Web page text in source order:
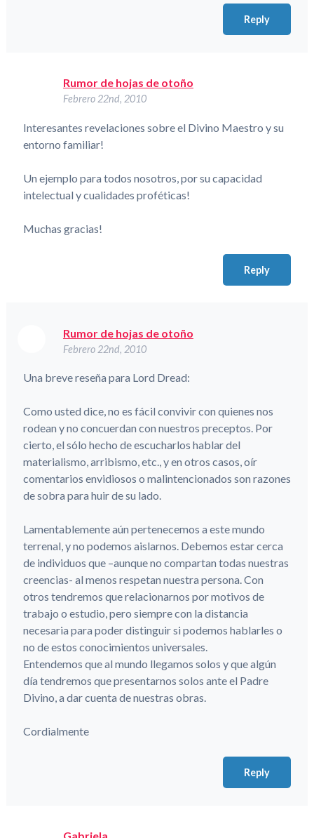
Reply
Rumor de hojas de otoño
Febrero 22nd, 2010
Interesantes revelaciones sobre el Divino Maestro y su
entorno familiar!
Un ejemplo para todos nosotros, por su capacidad
intelectual y cualidades proféticas!
Muchas gracias!
Reply
Rumor de hojas de otoño
Febrero 22nd, 2010
Una breve reseña para Lord Dread:
Como usted dice, no es fácil convivir con quienes nos
rodean y no concuerdan con nuestros preceptos. Por
cierto, el sólo hecho de escucharlos hablar del
materialismo, arribismo, etc., y en otros casos, oír
comentarios envidiosos o malintencionados son razones
de sobra para huir de su lado.
Lamentablemente aún pertenecemos a este mundo
terrenal, y no podemos aislarnos. Debemos estar cerca
de individuos que –aunque no compartan todas nuestras
creencias- al menos respetan nuestra persona. Con
otros tendremos que relacionarnos por motivos de
trabajo o estudio, pero siempre con la distancia
necesaria para poder distinguir si podemos hablarles o
no de estos conocimientos universales.
Entendemos que al mundo llegamos solos y que algún
día tendremos que presentarnos solos ante el Padre
Divino, a dar cuenta de nuestras obras.
Cordialmente
Reply